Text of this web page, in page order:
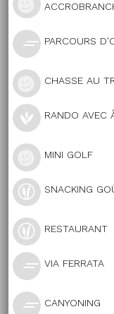
PARCOURS
CHASSE AU
RANDO AVEC
MINI GOLF
SNACKING
RESTAURANT
VIA FERRATA
CANYONING